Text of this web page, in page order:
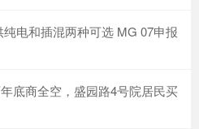
电和插混两种可选 MG 07申报
底商全空，盛园路4号院居民买